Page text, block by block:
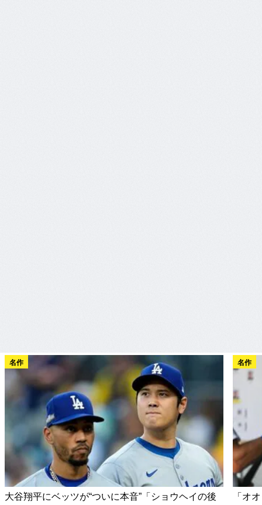
名作
大谷翔平にベッツが“ついに本音”「ショウヘイの後
名作
「オ